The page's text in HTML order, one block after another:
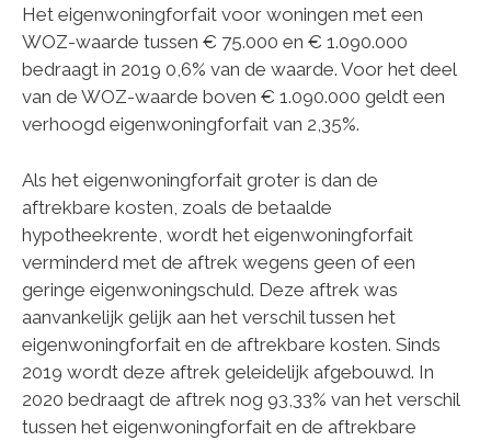
Het eigenwoningforfait voor woningen met een
WOZ-waarde tussen € 75.000 en € 1.090.000
bedraagt in 2019 0,6% van de waarde. Voor het deel
van de WOZ-waarde boven € 1.090.000 geldt een
verhoogd eigenwoningforfait van 2,35%.
Als het eigenwoningforfait groter is dan de
aftrekbare kosten, zoals de betaalde
hypotheekrente, wordt het eigenwoningforfait
verminderd met de aftrek wegens geen of een
geringe eigenwoningschuld. Deze aftrek was
aanvankelijk gelijk aan het verschil tussen het
eigenwoningforfait en de aftrekbare kosten. Sinds
2019 wordt deze aftrek geleidelijk afgebouwd. In
2020 bedraagt de aftrek nog 93,33% van het verschil
tussen het eigenwoningforfait en de aftrekbare